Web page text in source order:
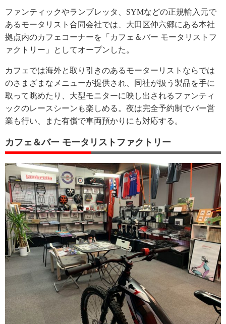
ファンティックやランブレッタ、SYMなどの正規輸入元で
あるモータリスト合同会社では、大田区仲六郷にある本社
拠点内のカフェコーナーを「カフェ＆バー モータリストフ
ァクトリー」としてオープンした。
カフェでは海外と取り引きのあるモーターリストならでは
のさまざまなメニューが提供され、同社が扱う製品を手に
取って眺めたり、大型モニターに映し出されるファンティ
ックのレースシーンも楽しめる。夜は完全予約制でバー営
業も行い、また有償で車両預かりにも対応する。
カフェ＆バー モータリストファクトリー